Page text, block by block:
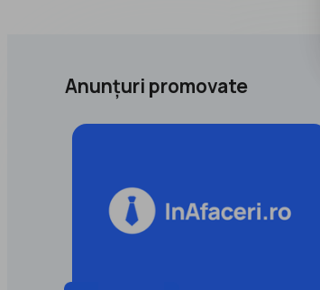
Anunțuri promovate